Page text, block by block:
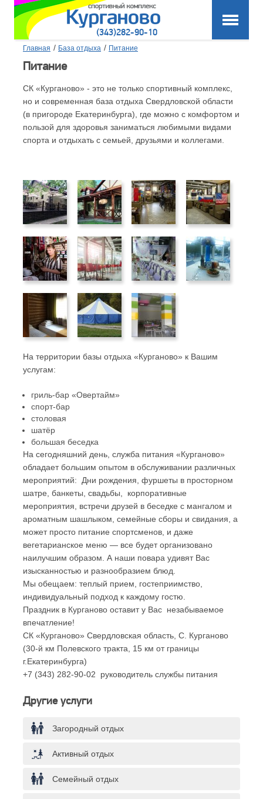
(343)282-90-10
Главная / База отдыха / Питание
Питание
СК «Курганово» - это не только спортивный комплекс,
но и современная база отдыха Свердловской области
(в пригороде Екатеринбурга), где можно с комфортом и
пользой для здоровья заниматься любимыми видами
спорта и отдыхать с семьей, друзьями и коллегами.
На территории базы отдыха «Курганово» к Вашим
услугам:
гриль-бар «Овертайм»
спорт-бар
столовая
шатёр
большая беседка
На сегодняшний день, служба питания «Курганово»
обладает большим опытом в обслуживании различных
мероприятий: Дни рождения, фуршеты в просторном
шатре, банкеты, свадьбы, корпоративные
мероприятия, встречи друзей в беседке с мангалом и
ароматным шашлыком, семейные сборы и свидания, а
может просто питание спортсменов, и даже
вегетарианское меню — все будет организовано
наилучшим образом. А наши повара удивят Вас
изысканностью и разнообразием блюд.
Мы обещаем: теплый прием, гостеприимство,
индивидуальный подход к каждому гостю.
Праздник в Курганово оставит у Вас незабываемое
впечатление!
СК «Курганово» Свердловская область, С. Курганово
(30-й км Полевского тракта, 15 км от границы
г.Екатеринбурга)
+7 (343) 282-90-02 руководитель службы питания
Другие услуги
Загородный отдых
Активный отдых
Семейный отдых